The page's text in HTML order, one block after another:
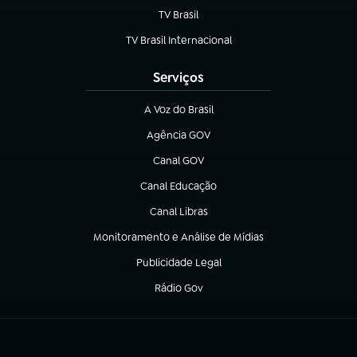
TV Brasil
(abre em nova aba)
TV Brasil Internacional
(abre em nova aba)
Serviços
A Voz do Brasil
(abre em nova aba)
Agência GOV
(abre em nova aba)
Canal GOV
(abre em nova aba)
Canal Educação
(abre em nova aba)
Canal Libras
(abre em nova aba)
Monitoramento e Análise de Mídias
(abre em nova aba)
Publicidade Legal
(abre em nova aba)
Rádio Gov
(abre em nova aba)